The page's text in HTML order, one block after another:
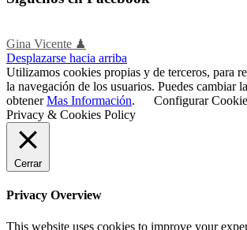
Gina Vicente ♟
Desplazarse hacia arriba
Utilizamos cookies propias y de terceros, para
la navegación de los usuarios. Puedes cambiar
obtenerMas Información. Configurar
Privacy & Cookies Policy
Cerrar
Privacy Overview
This website uses cookies to improve your